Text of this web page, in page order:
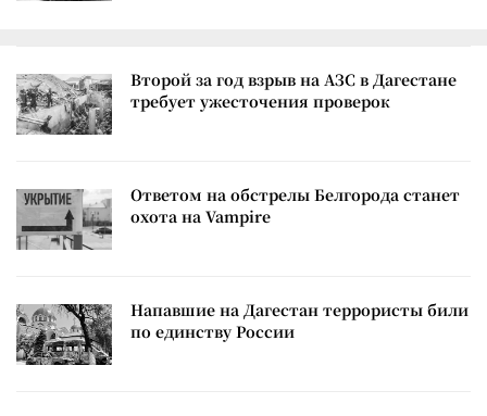
Второй за год взрыв на АЗС в Дагестане
требует ужесточения проверок
Ответом на обстрелы Белгорода станет
охота на Vampire
Напавшие на Дагестан террористы били
по единству России